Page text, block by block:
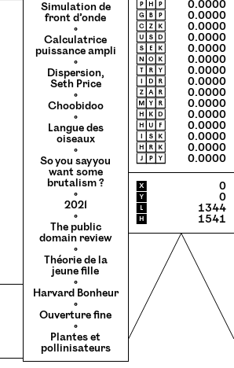
Simulation de
front d’onde
◦
Calculatrice
puissance ampli
◦
Dispersion,
Seth Price
◦
Choobidoo
◦
Langue des
oiseaux
◦
So you say you
want some
brutalism ?
◦
2021
◦
The public
domain review
◦
Théorie de la
jeune fille
◦
Harvard Bonheur
◦
Ouverture fine
◦
Plantes et
pollinisateurs
🄿🄷🄿 0.0000
🄶🄱🄿 0.0000
🄲🅉🄺 0.0000
🅄🅂🄳 0.0000
🅂🄴🄺 0.0000
🄽🄾🄺 0.0000
🅃🅁🅈 0.0000
🄸🄳🅁 0.0000
🅉🄰🅁 0.0000
🄼🅈🅁 0.0000
🄷🄺🄳 0.0000
🄷🅄🄵 0.0000
🄸🅂🄺 0.0000
🄷🅁🄺 0.0000
🄹🄿🅈
0.0000
X
0
Y 0
L 1344
H 1541